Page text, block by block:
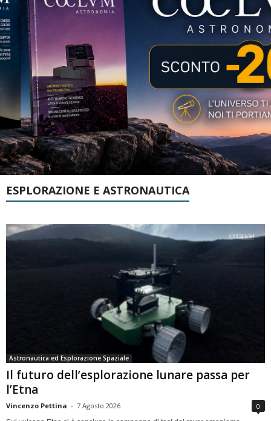
ESPLORAZIONE E ASTRONAUTICA
Astronautica ed Esplorazione Spaziale
Il futuro dell’esplorazione lunare passa per
l’Etna
Vincenzo Pettina - 7 Agosto 2026 0